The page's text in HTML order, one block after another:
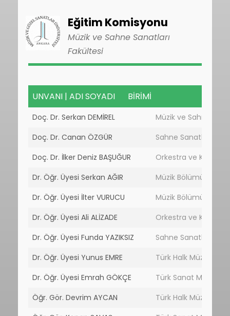
Eğitim Komisyonu
Müzik ve Sahne Sanatları
Fakültesi
UNVANI | ADI SOYADI BİRİMİ
UNVANI | ADI SOYADI
BİRİMİ
Doç. Dr. Serkan DEMİREL
Müzik ve Sahne
Doç. Dr. Canan ÖZGÜR
Sahne Sanatları
Doç. Dr. İlker Deniz BAŞUĞUR
Orkestra ve Koro
Dr. Öğr. Üyesi Serkan AĞIR
Müzik Bölümü
Dr. Öğr. Üyesi İlter VURUCU
Müzik Bölümü
Dr. Öğr. Üyesi Ali ALİZADE
Orkestra ve Koro
Dr. Öğr. Üyesi Funda YAZIKSIZ
Sahne Sanatları
Dr. Öğr. Üyesi Yunus EMRE
Türk Halk Müziği
Dr. Öğr. Üyesi Emrah GÖKÇE
Türk Sanat Müziği
Öğr. Gör. Devrim AYCAN
Türk Halk Müziği